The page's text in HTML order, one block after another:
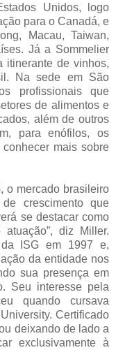
Unidos, logo
para o Canadá, e
Macau, Taiwan,
Já a Sommelier
itinerante de vinhos,
Na sede em São
profissionais que
de alimentos e
além de outros
para enófilos, os
mais sobre
o mercado brasileiro
crescimento que
se destacar como
diz Miller.
da ISG em 1997 e,
da entidade nos
sua presença em
Seu interesse pela
quando cursava
Certificado
deixando de lado a
exclusivamente à